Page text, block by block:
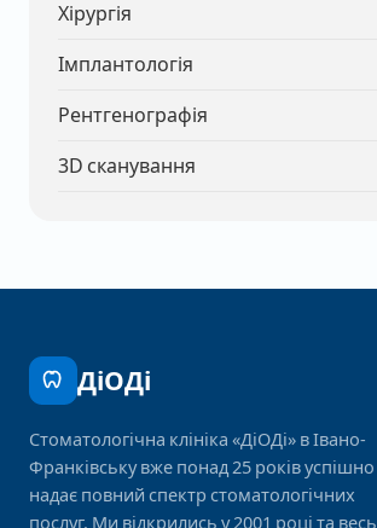
Хірургія
Імплантологія
Рентгенографія
3D сканування
ДіОДі
Стоматологічна клініка «ДіОДі» в Івано-
Франківську вже понад 25 років успішно
надає повний спектр стоматологічних